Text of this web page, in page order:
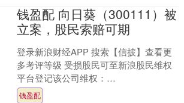
钱盈配 向日葵（300111）被
立案，股民索赔可期
登录新浪财经APP 搜索【信披】查看更
多考评等级 受损股民可至新浪股民维权
平台登记该公司维权：
http://wq.finance.sina.com.cn/ 关注....
钱盈配